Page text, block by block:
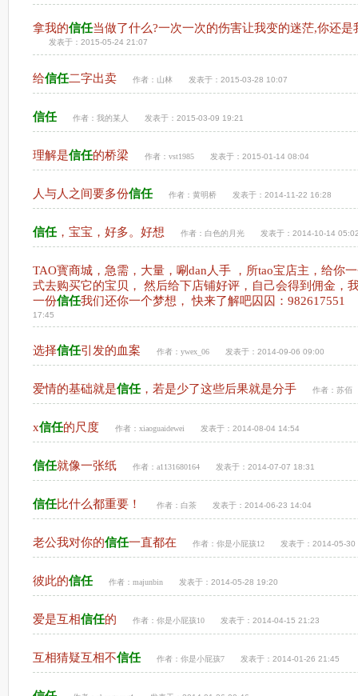
拿我的信任当做了什么?一次一次的伤害让我变的迷茫,你还是
发表于：2015-05-24 21:07
给信任二字出卖 作者： 山林 发表于：2015-03-28 10:07
信任 作者： 我的某人 发表于：2015-03-09 19:21
理解是信任的桥梁 作者： vst1985 发表于：2015-01-14 08:04
人与人之间要多份信任 作者： 黄明桥 发表于：2014-11-22 16:28
信任，宝宝，好多。好想 作者： 白色的月光 发表于：2014-10-14
TAO寳商城，急需，大量，唰dan人手 ，所tao宝店主，给你
式去购买它的宝贝， 然后给下店铺好评，自己会得到佣金，
一份信任我们还你一个梦想， 快来了解吧囚囚：982617551
17:45
选择信任引发的血案 作者： ywex_06 发表于：2014-09-06 09:00
爱情的基础就是信任，若是少了这些后果就是分手 作者： 苏佰
x信任的尺度 作者： xiaoguaidewei 发表于：2014-08-04 14:54
信任就像一张纸 作者： a1131680164 发表于：2014-07-07 18:31
信任比什么都重要！ 作者： 白茶 发表于：2014-06-23 14:04
老公我对你的信任一直都在 作者： 你是小屁孩12 发表于：2014-05-
彼此的信任 作者： majunbin 发表于：2014-05-28 19:20
爱是互相信任的 作者： 你是小屁孩10 发表于：2014-04-15 21:23
互相猜疑互相不信任 作者： 你是小屁孩7 发表于：2014-01-26 21:45